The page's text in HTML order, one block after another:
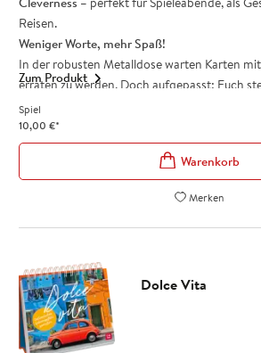
Reisen.
Weniger Worte, mehr Spaß!
In der robusten Metalldose warten Karten
erraten zu werden. Doch aufgepasst: Euch
Verfügung, um alle Begriffe zu erklären!
Die Herausforderung liegt darin, mit
klugen Hinweisen ans Ziel zu kommen.
Lacher und hitzige Diskussionen. Wer
bevor das letzte Wort gesprochen ist?
25 robuste Karten in einerstabilen
Ohne zusätzliches Material
FürFreundesgruppen und Familien
TollesGeschenk
Klein, handlich & voller Spaß
Zum Produkt
Spiel
10,00 €*
Merken
Dolce Vita